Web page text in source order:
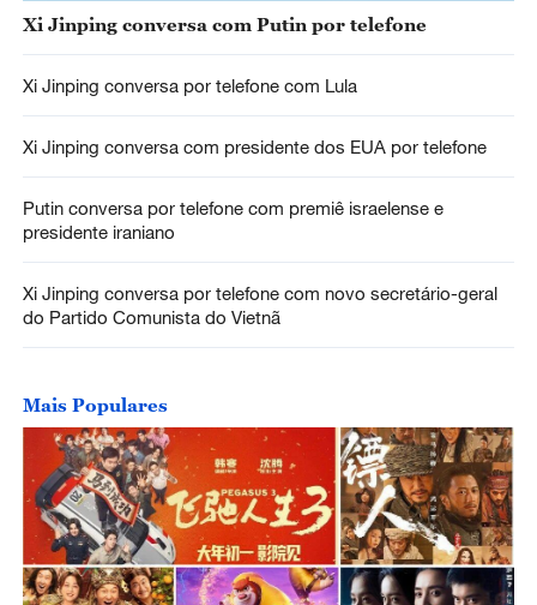
Xi Jinping conversa com Putin por telefone
Xi Jinping conversa por telefone com Lula
Xi Jinping conversa com presidente dos EUA por telefone
Putin conversa por telefone com premiê israelense e
presidente iraniano
Xi Jinping conversa por telefone com novo secretário-geral
do Partido Comunista do Vietnã
Mais Populares